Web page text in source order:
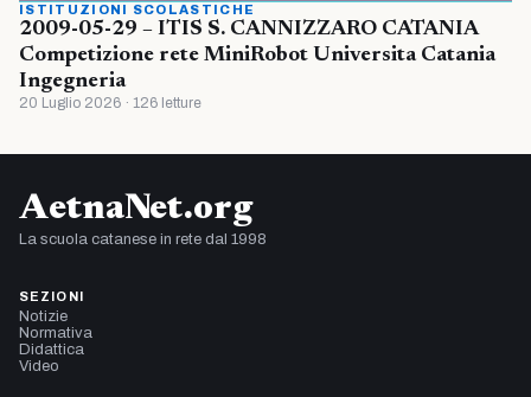
ISTITUZIONI SCOLASTICHE
2009-05-29 – ITIS S. CANNIZZARO CATANIA
Competizione rete MiniRobot Universita Catania
Ingegneria
20 Luglio 2026 · 126 letture
AetnaNet.org
La scuola catanese in rete dal 1998
SEZIONI
Notizie
Normativa
Didattica
Video